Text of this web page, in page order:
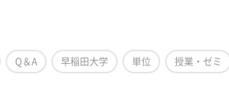
Q＆A 早稲田大学 単位 授業・ゼミ